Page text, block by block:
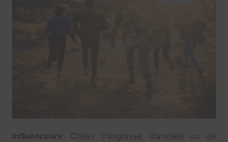
Influenceurs . Crises d’angoisse, d’anxiété ou de